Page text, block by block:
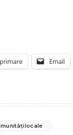
Email